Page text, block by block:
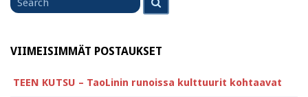
for
VIIMEISIMMÄT POSTAUKSET
TEEN KUTSU – TaoLinin runoissa kulttuurit kohtaavat